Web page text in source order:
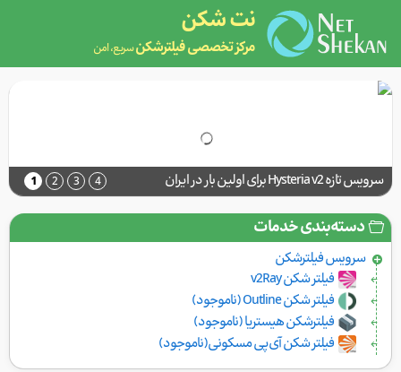
نت شکن
مرکز تخصصی فیلترشکنسریع، امن
سرویس تازه Hysteria v2 برای اولین بار در ایران 1 2 3 4
دسته‌بندی خدمات
سرویس فیلتر‌شکن
فیلتر شکن v2Ray
فیلتر شکن Outline (ناموجود)
فیلترشکن هیستریا (ناموجود)
فیلتر شکن آی‌پی مسکونی(ناموجود)